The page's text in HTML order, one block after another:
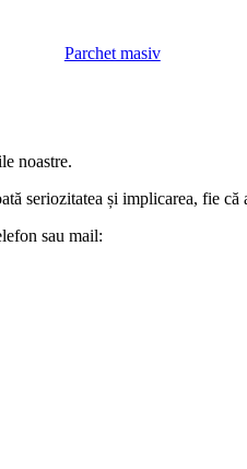
Parchet masiv
noastre.
seriozitatea și implicarea, fie
sau mail: